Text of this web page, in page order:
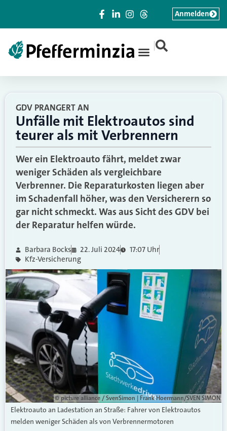
|
Anmelden
GDV PRANGERT AN
Unfälle mit Elektroautos sind
teurer als mit Verbrennern
Wer ein Elektroauto fährt, meldet zwar
weniger Schäden als vergleichbare
Verbrenner. Die Reparaturkosten liegen aber
im Schadenfall höher, was den Versicherern so
gar nicht schmeckt. Was aus Sicht des GDV bei
der Reparatur helfen würde.
Barbara Bocks 22. Juli 2024
17:07 Uhr
Kfz-Versicherung
© picture alliance / SvenSimon | Frank Hoermann/SVEN SIMON
Elektroauto an Ladestation an Straße: Fahrer von Elektroautos
melden weniger Schäden als von Verbrennermotoren